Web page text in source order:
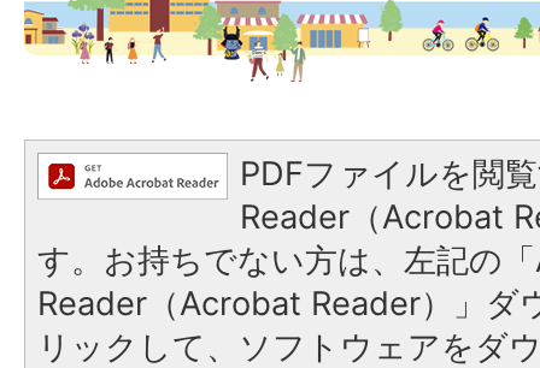
PDFファイルを閲
Reader（Acrobat
す。お持ちでない方は、左記の
Reader（Acrobat Reader）」ダ
リックして、ソフトウェアをダ